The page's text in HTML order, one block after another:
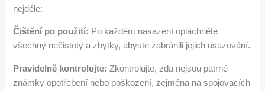
nejdéle:
Čištění po použití: Po každém nasazení opláchněte
všechny nečistoty a zbytky, abyste zabránili jejich usazování.
Pravidelně kontrolujte: Zkontrolujte, zda nejsou patrné
známky opotřebení nebo poškození, zejména na spojovacích